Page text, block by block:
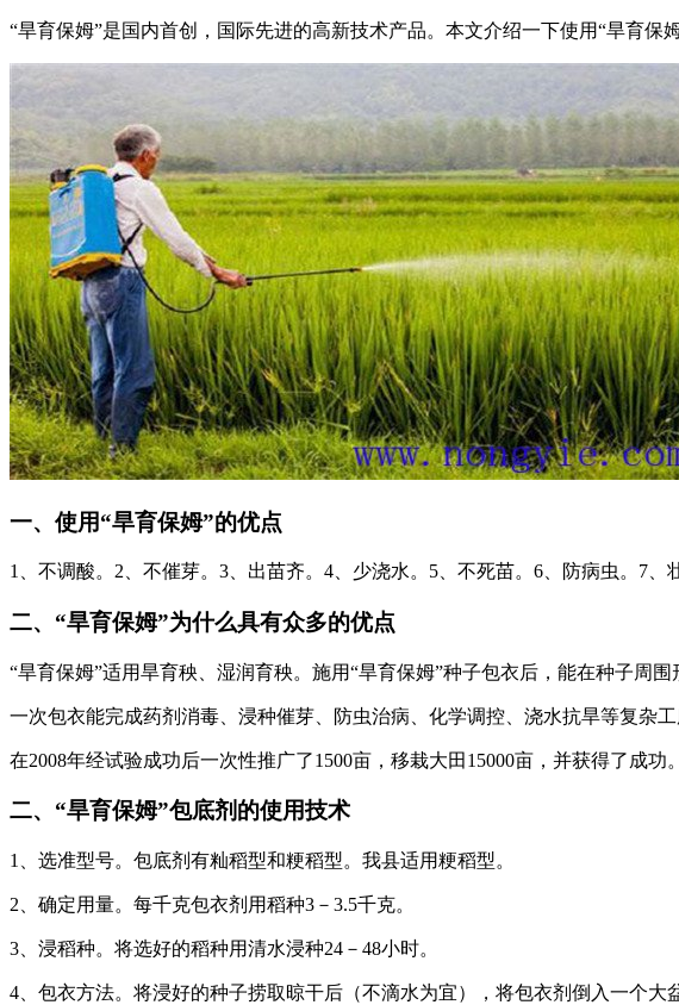
“旱育保姆”是国内首创，国际先进的高新技术产品。本文介绍一下使用“旱育保
一、使用“旱育保姆”的优点
1、不调酸。2、不催芽。3、出苗齐。4、少浇水。5、不死苗。6、防病虫。7、
二、“旱育保姆”为什么具有众多的优点
“旱育保姆”适用旱育秧、湿润育秧。施用“旱育保姆”种子包衣后，能在种子周
一次包衣能完成药剂消毒、浸种催芽、防虫治病、化学调控、浇水抗旱等复杂
在2008年经试验成功后一次性推广了1500亩，移栽大田15000亩，并获得了成功。
二、“旱育保姆”包底剂的使用技术
1、选准型号。包底剂有籼稻型和粳稻型。我县适用粳稻型。
2、确定用量。每千克包衣剂用稻种3－3.5千克。
3、浸稻种。将选好的稻种用清水浸种24－48小时。
4、包衣方法。将浸好的种子捞取晾干后（不滴水为宜），将包衣剂倒入一个大